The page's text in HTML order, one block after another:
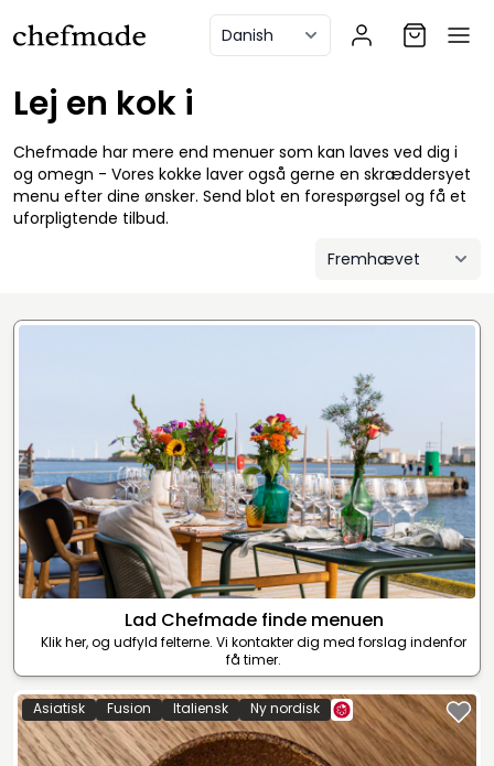
Lej en kok i
Chefmade har mere end menuer som kan laves ved dig i
og omegn - Vores kokke laver også gerne en skræddersyet
menu efter dine ønsker. Send blot en forespørgsel og få et
uforpligtende tilbud.
Lad Chefmade finde menuen
Klik her, og udfyld felterne. Vi kontakter dig med forslag indenfor
få timer.
Asiatisk Fusion Italiensk Ny nordisk